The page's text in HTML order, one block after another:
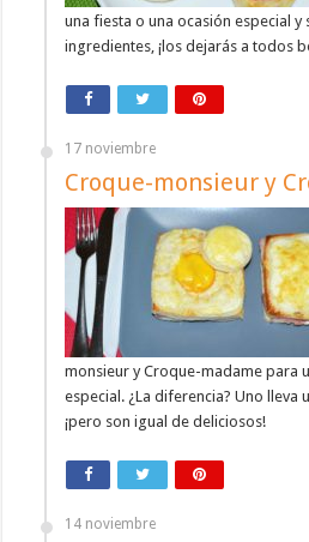
una fiesta o una ocasión especial y
ingredientes, ¡los dejarás a todos
17 noviembre
Croque-monsieur y
monsieur y Croque-madame para
especial. ¿La diferencia? Uno lleva
¡pero son igual de deliciosos!
14 noviembre